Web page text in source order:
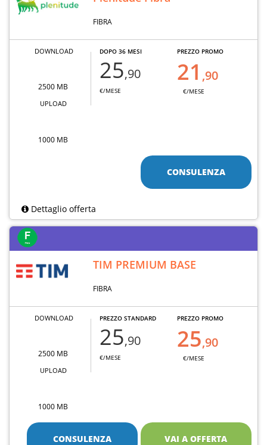
FIBRA
DOWNLOAD
2500 MB
UPLOAD
1000 MB
DOPO 36 MESI
25,90
€/MESE
PREZZO PROMO
21 ,90
€/MESE
CONSULENZA
Dettaglio offerta
TIM PREMIUM BASE
FIBRA
DOWNLOAD
2500 MB
UPLOAD
1000 MB
PREZZO STANDARD
25,90
€/MESE
PREZZO PROMO
25,90
€/MESE
VAI A OFFERTA
CONSULENZA